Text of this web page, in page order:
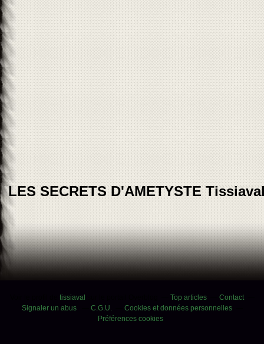
LES SECRETS D'AMETYSTE
tissiaval Top articles
Contact
Signaler un abus
C.G.U.
Cookies et données personnelles
Préférences cookies